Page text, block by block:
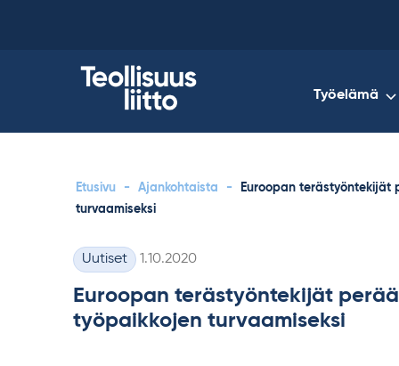
Työelämä
Etusivu - Ajankohtaista -
Euroopan terästyöntekijät
turvaamiseksi
Kategoriat
Uutiset Kirjoitettu
1.10.2020
Euroopan terästyöntekijät
työpaikkojen turvaamiseksi